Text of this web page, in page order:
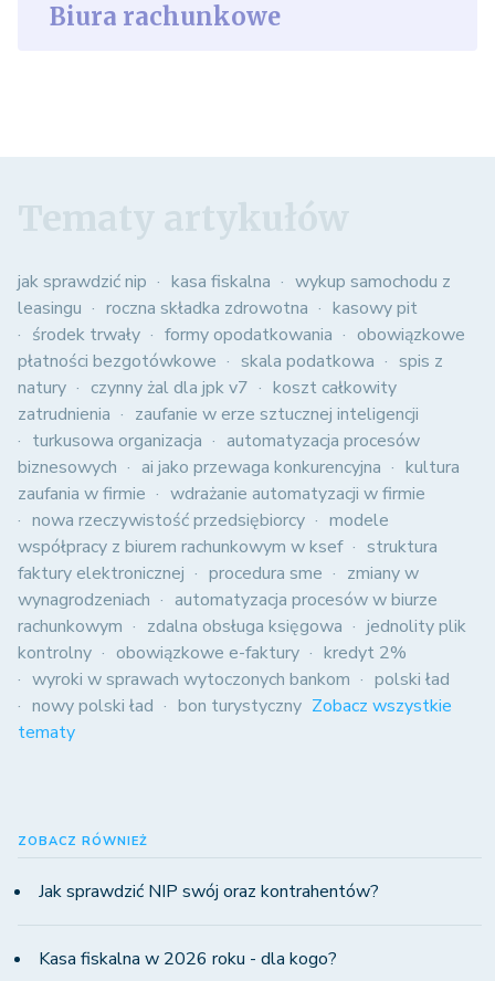
Biura rachunkowe
jak sprawdzić nip kasa fiskalna
wykup samochodu z
leasingu
roczna składka zdrowotna
kasowy pit
środek trwały
formy opodatkowania
obowiązkowe
płatności bezgotówkowe
skala podatkowa
spis z
natury
czynny żal dla jpk v7
koszt całkowity
zatrudnienia
zaufanie w erze sztucznej inteligencji
turkusowa organizacja
automatyzacja procesów
biznesowych
ai jako przewaga konkurencyjna
kultura
zaufania w firmie
wdrażanie automatyzacji w firmie
nowa rzeczywistość przedsiębiorcy
modele
współpracy z biurem rachunkowym w ksef
struktura
faktury elektronicznej
procedura sme
zmiany w
wynagrodzeniach
automatyzacja procesów w biurze
rachunkowym
zdalna obsługa księgowa
jednolity plik
kontrolny
obowiązkowe e-faktury
kredyt 2%
wyroki w sprawach wytoczonych bankom
polski ład
nowy polski ład
bon turystyczny Zobacz wszystkie
tematy
ZOBACZ RÓWNIEŻ
Jak sprawdzić NIP swój oraz kontrahentów?
Kasa fiskalna w 2026 roku - dla kogo?